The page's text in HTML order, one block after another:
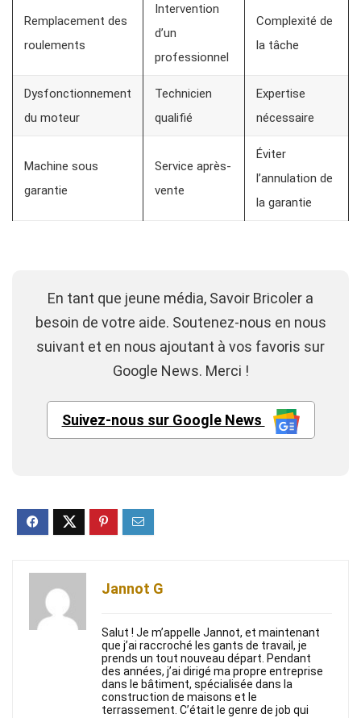
Remplacement des
roulements
Intervention
d’un
professionnel
Complexité de
la tâche
Dysfonctionnement
du moteur
Technicien
qualifié
Expertise
nécessaire
Machine sous
garantie
Service après-
vente
Éviter
l’annulation de
la garantie
En tant que jeune média, Savoir Bricoler a
besoin de votre aide. Soutenez-nous en nous
suivant et en nous ajoutant à vos favoris sur
Google News. Merci !
Suivez-nous sur Google News
Jannot G
Salut ! Je m’appelle Jannot, et maintenant
que j’ai raccroché les gants de travail, je
prends un tout nouveau départ. Pendant
des années, j’ai dirigé ma propre entreprise
dans le bâtiment, spécialisée dans la
construction de maisons et le
terrassement. C’était le genre de job qui